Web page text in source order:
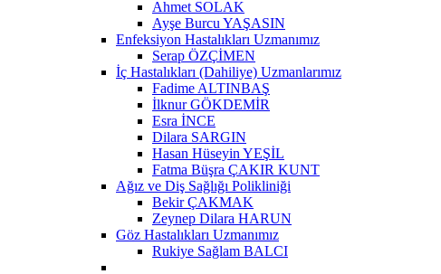
Ahmet SOLAK
Ayşe Burcu YAŞASIN
Enfeksiyon Hastalıkları Uzmanımız
Serap ÖZÇİMEN
İç Hastalıkları (Dahiliye) Uzmanlarımız
Fadime ALTINBAŞ
İlknur GÖKDEMİR
Esra İNCE
Dilara SARGIN
Hasan Hüseyin YEŞİL
Fatma Büşra ÇAKIR KUNT
Ağız ve Diş Sağlığı Polikliniği
Bekir ÇAKMAK
Zeynep Dilara HARUN
Göz Hastalıkları Uzmanımız
Rukiye Sağlam BALCI